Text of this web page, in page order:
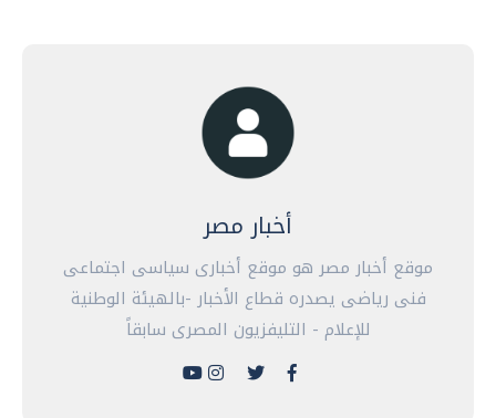
أخبار مصر
موقع أخبار مصر هو موقع أخبارى سياسى اجتماعى
فنى رياضى يصدره قطاع الأخبار -بالهيئة الوطنية
للإعلام - التليفزيون المصرى سابقاً